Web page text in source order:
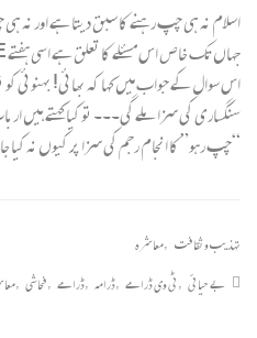
اسلام نہ ہی چپ رہنے کا سبق دیتا ہے اور
اس سوال کے جواب میں کہا کہ بھائی!
سنگساری کی سزا ملے گی۔۔۔ تو کیا کہتے ہیں
“چپ رہو” کا انجام رجم کی سزا پر کیوں نہ
تہذیب و ثقافت ,معاشرہ
بے حیائی ,ٹی وی ڈرامے ,ڈرامہ ,ڈرامے ,فحاشی ,